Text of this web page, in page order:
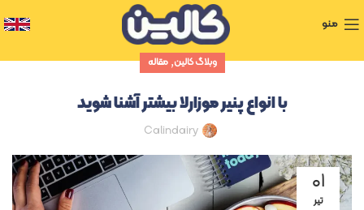
منو
وبلاگ کالین,مقاله
با انواع پنیر موزارلا بیشتر آشنا شوید
Calindairy
۰۱
تیر